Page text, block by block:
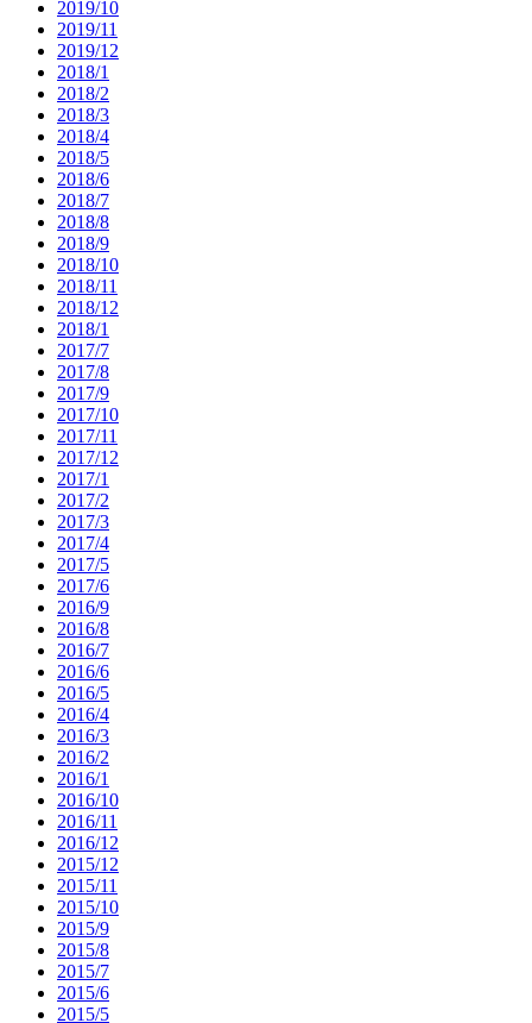
2019/10
2019/11
2019/12
2018/1
2018/2
2018/3
2018/4
2018/5
2018/6
2018/7
2018/8
2018/9
2018/10
2018/11
2018/12
2018/1
2017/7
2017/8
2017/9
2017/10
2017/11
2017/12
2017/1
2017/2
2017/3
2017/4
2017/5
2017/6
2016/9
2016/8
2016/7
2016/6
2016/5
2016/4
2016/3
2016/2
2016/1
2016/10
2016/11
2016/12
2015/12
2015/11
2015/10
2015/9
2015/8
2015/7
2015/6
2015/5